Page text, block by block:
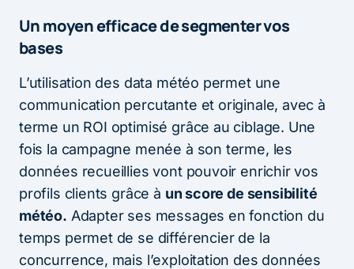
Un moyen efficace de segmenter vos
bases
L’utilisation des data météo permet une
communication percutante et originale, avec à
terme un ROI optimisé grâce au ciblage. Une
fois la campagne menée à son terme, les
données recueillies vont pouvoir enrichir vos
profils clients grâce à un score de sensibilité
météo. Adapter ses messages en fonction du
temps permet de se différencier de la
concurrence, mais l’exploitation des données